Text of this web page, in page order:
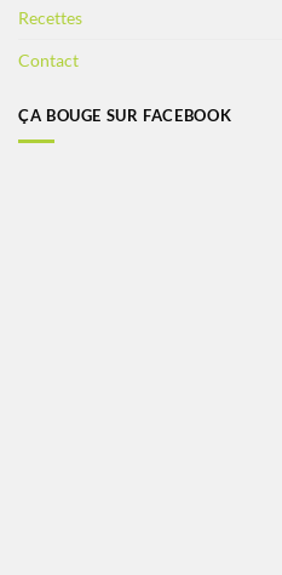
Recettes
Contact
ÇA BOUGE SUR FACEBOOK